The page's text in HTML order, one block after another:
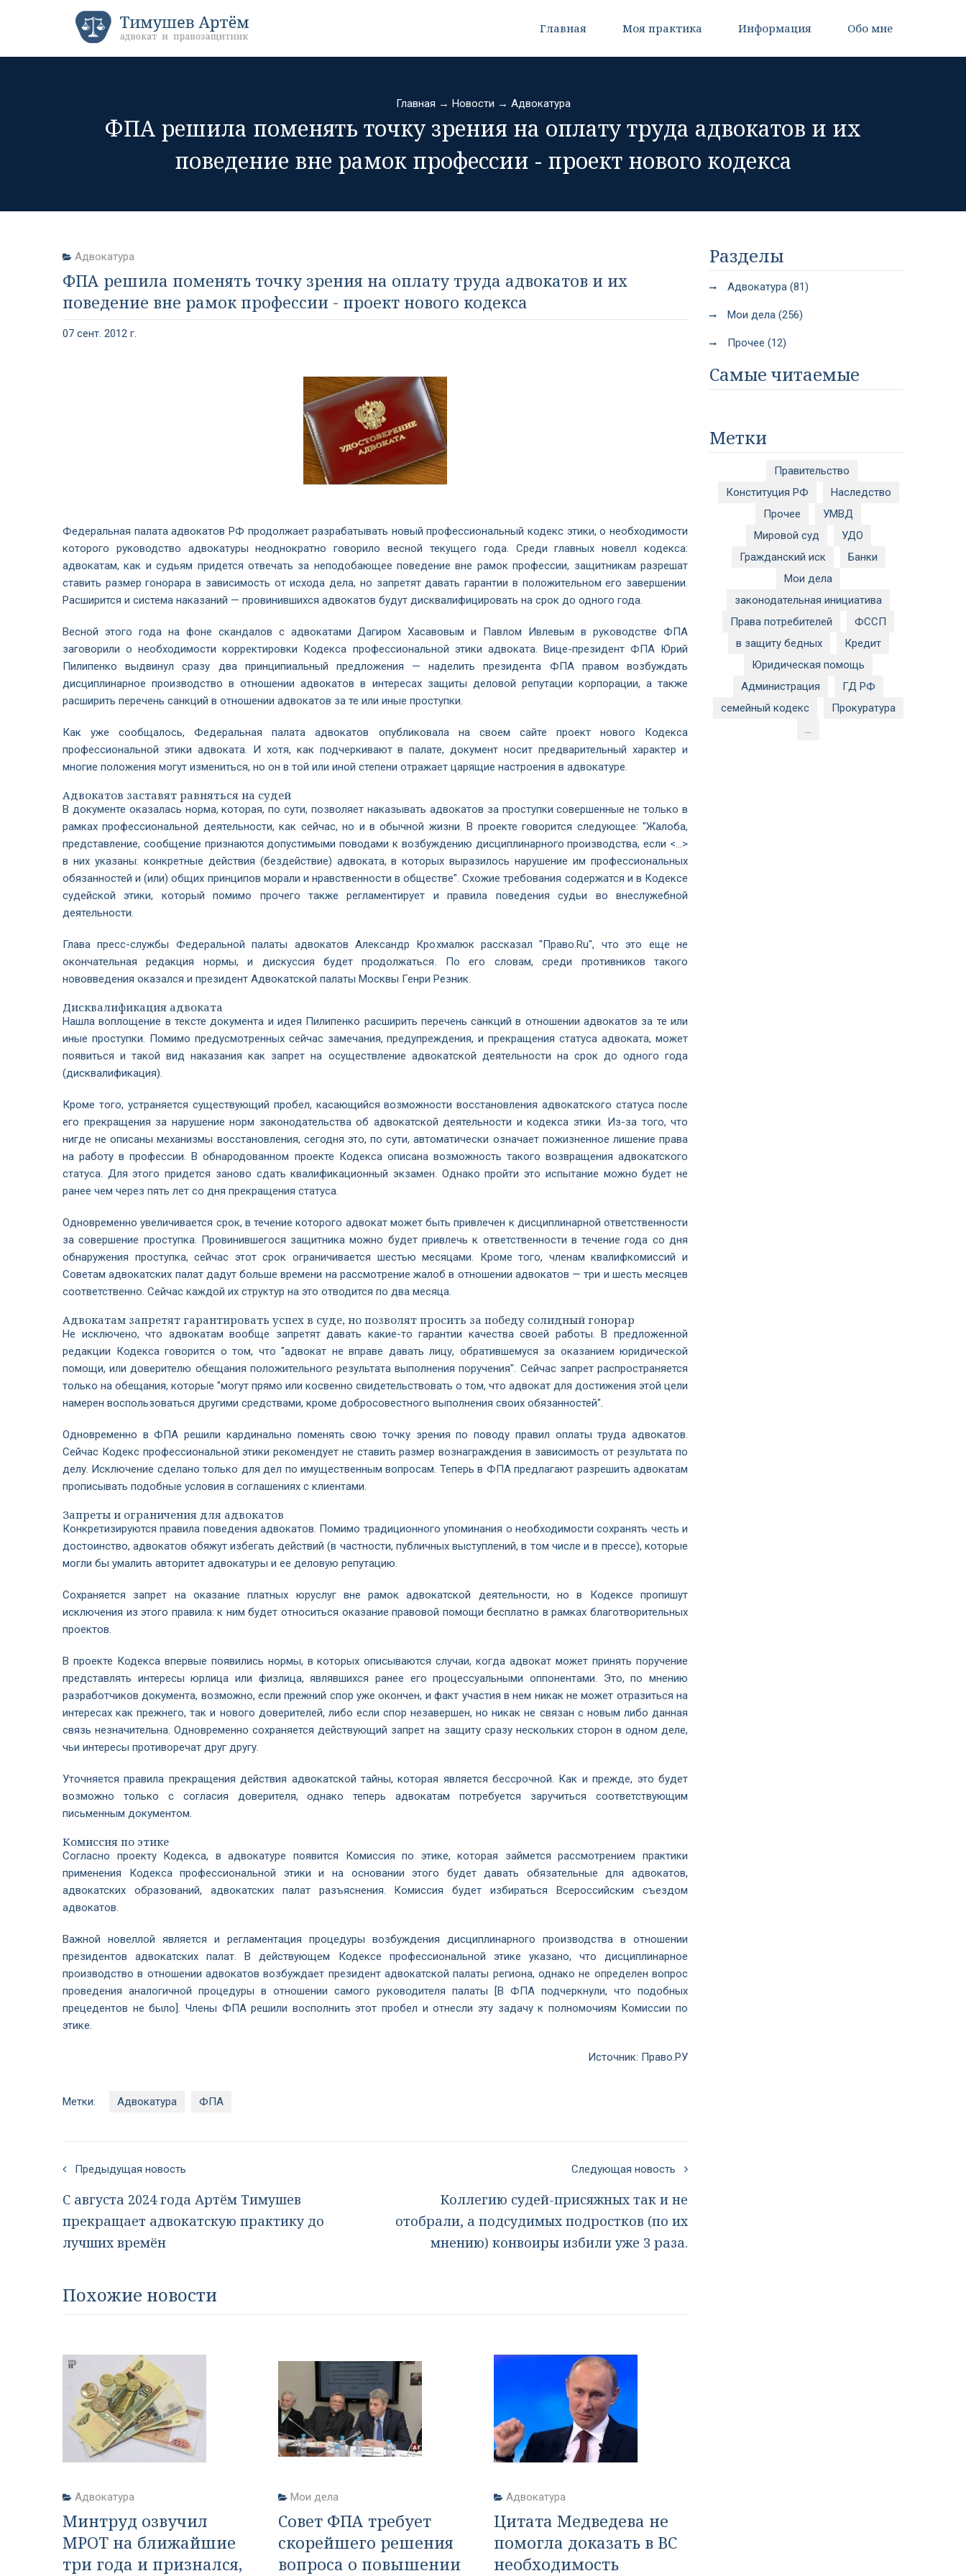
Главная Моя практика Информация Обо мне
Главная → Новости → Адвокатура
ФПА решила поменять точку зрения на оплату труда адвокатов и их
поведение вне рамок профессии - проект нового кодекса
Адвокатура
ФПА решила поменять точку зрения на оплату труда адвокатов и их
поведение вне рамок профессии - проект нового кодекса
07 сент. 2012 г.
Федеральная палата адвокатов РФ продолжает разрабатывать новый профессиональный кодекс этики, о необходимости
которого руководство адвокатуры неоднократно говорило весной текущего года. Среди главных новелл кодекса:
адвокатам, как и судьям придется отвечать за неподобающее поведение вне рамок профессии, защитникам разрешат
ставить размер гонорара в зависимость от исхода дела, но запретят давать гарантии в положительном его завершении.
Расширится и система наказаний — провинившихся адвокатов будут дисквалифицировать на срок до одного года.
Весной этого года на фоне скандалов с адвокатами Дагиром Хасавовым и Павлом Ивлевым в руководстве ФПА
заговорили о необходимости корректировки Кодекса профессиональной этики адвоката. Вице-президент ФПА Юрий
Пилипенко выдвинул сразу два принципиальный предложения — наделить президента ФПА правом возбуждать
дисциплинарное производство в отношении адвокатов в интересах защиты деловой репутации корпорации, а также
расширить перечень санкций в отношении адвокатов за те или иные проступки.
Как уже сообщалось, Федеральная палата адвокатов опубликовала на своем сайте проект нового Кодекса
профессиональной этики адвоката. И хотя, как подчеркивают в палате, документ носит предварительный характер и
многие положения могут измениться, но он в той или иной степени отражает царящие настроения в адвокатуре.
Адвокатов заставят равняться на судей
В документе оказалась норма, которая, по сути, позволяет наказывать адвокатов за проступки совершенные не только в
рамках профессиональной деятельности, как сейчас, но и в обычной жизни. В проекте говорится следующее: "Жалоба,
представление, сообщение признаются допустимыми поводами к возбуждению дисциплинарного производства, если <…>
в них указаны: конкретные действия (бездействие) адвоката, в которых выразилось нарушение им профессиональных
обязанностей и (или) общих принципов морали и нравственности в обществе". Схожие требования содержатся и в Кодексе
судейской этики, который помимо прочего также регламентирует и правила поведения судьи во внеслужебной
деятельности.
Глава пресс-службы Федеральной палаты адвокатов Александр Крохмалюк рассказал "Право.Ru", что это еще не
окончательная редакция нормы, и дискуссия будет продолжаться. По его словам, среди противников такого
нововведения оказался и президент Адвокатской палаты Москвы Генри Резник.
Дисквалификация адвоката
Нашла воплощение в тексте документа и идея Пилипенко расширить перечень санкций в отношении адвокатов за те или
иные проступки. Помимо предусмотренных сейчас замечания, предупреждения, и прекращения статуса адвоката, может
появиться и такой вид наказания как запрет на осуществление адвокатской деятельности на срок до одного года
(дисквалификация).
Кроме того, устраняется существующий пробел, касающийся возможности восстановления адвокатского статуса после
его прекращения за нарушение норм законодательства об адвокатской деятельности и кодекса этики. Из-за того, что
нигде не описаны механизмы восстановления, сегодня это, по сути, автоматически означает пожизненное лишение права
на работу в профессии. В обнародованном проекте Кодекса описана возможность такого возвращения адвокатского
статуса. Для этого придется заново сдать квалификационный экзамен. Однако пройти это испытание можно будет не
ранее чем через пять лет со дня прекращения статуса.
Одновременно увеличивается срок, в течение которого адвокат может быть привлечен к дисциплинарной ответственности
за совершение проступка. Провинившегося защитника можно будет привлечь к ответственности в течение года со дня
обнаружения проступка, сейчас этот срок ограничивается шестью месяцами. Кроме того, членам квалифкомиссий и
Советам адвокатских палат дадут больше времени на рассмотрение жалоб в отношении адвокатов — три и шесть месяцев
соответственно. Сейчас каждой их структур на это отводится по два месяца.
Адвокатам запретят гарантировать успех в суде, но позволят просить за победу солидный гонорар
Не исключено, что адвокатам вообще запретят давать какие-то гарантии качества своей работы. В предложенной
редакции Кодекса говорится о том, что "адвокат не вправе давать лицу, обратившемуся за оказанием юридической
помощи, или доверителю обещания положительного результата выполнения поручения". Сейчас запрет распространяется
только на обещания, которые "могут прямо или косвенно свидетельствовать о том, что адвокат для достижения этой цели
намерен воспользоваться другими средствами, кроме добросовестного выполнения своих обязанностей".
Одновременно в ФПА решили кардинально поменять свою точку зрения по поводу правил оплаты труда адвокатов.
Сейчас Кодекс профессиональной этики рекомендует не ставить размер вознаграждения в зависимость от результата по
делу. Исключение сделано только для дел по имущественным вопросам. Теперь в ФПА предлагают разрешить адвокатам
прописывать подобные условия в соглашениях с клиентами.
Запреты и ограничения для адвокатов
Конкретизируются правила поведения адвокатов. Помимо традиционного упоминания о необходимости сохранять честь и
достоинство, адвокатов обяжут избегать действий (в частности, публичных выступлений, в том числе и в прессе), которые
могли бы умалить авторитет адвокатуры и ее деловую репутацию.
Сохраняется запрет на оказание платных юруслуг вне рамок адвокатской деятельности, но в Кодексе пропишут
исключения из этого правила: к ним будет относиться оказание правовой помощи бесплатно в рамках благотворительных
проектов.
В проекте Кодекса впервые появились нормы, в которых описываются случаи, когда адвокат может принять поручение
представлять интересы юрлица или физлица, являвшихся ранее его процессуальными оппонентами. Это, по мнению
разработчиков документа, возможно, если прежний спор уже окончен, и факт участия в нем никак не может отразиться на
интересах как прежнего, так и нового доверителей, либо если спор незавершен, но никак не связан с новым либо данная
связь незначительна. Одновременно сохраняется действующий запрет на защиту сразу нескольких сторон в одном деле,
чьи интересы противоречат друг другу.
Уточняется правила прекращения действия адвокатской тайны, которая является бессрочной. Как и прежде, это будет
возможно только с согласия доверителя, однако теперь адвокатам потребуется заручиться соответствующим
письменным документом.
Комиссия по этике
Согласно проекту Кодекса, в адвокатуре появится Комиссия по этике, которая займется рассмотрением практики
применения Кодекса профессиональной этики и на основании этого будет давать обязательные для адвокатов,
адвокатских образований, адвокатских палат разъяснения. Комиссия будет избираться Всероссийским съездом
адвокатов.
Важной новеллой является и регламентация процедуры возбуждения дисциплинарного производства в отношении
президентов адвокатских палат. В действующем Кодексе профессиональной этике указано, что дисциплинарное
производство в отношении адвокатов возбуждает президент адвокатской палаты региона, однако не определен вопрос
проведения аналогичной процедуры в отношении самого руководителя палаты [В ФПА подчеркнули, что подобных
прецедентов не было]. Члены ФПА решили восполнить этот пробел и отнесли эту задачу к полномочиям Комиссии по
этике.
Источник: Право.РУ
Метки: Адвокатура ФПА
Предыдущая новость
С августа 2024 года Артём Тимушев
прекращает адвокатскую практику до
лучших времён
Следующая новость
Коллегию судей-присяжных так и не
отобрали, а подсудимых подростков (по их
мнению) конвоиры избили уже 3 раза.
Похожие новости
Адвокатура
Минтруд озвучил
МРОТ на ближайшие
три года и признался,
Мои дела
Совет ФПА требует
скорейшего решения
вопроса о повышении
Адвокатура
Цитата Медведева не
помогла доказать в ВС
необходимость
Разделы
Адвокатура (81)
Мои дела (256)
Прочее (12)
Самые читаемые
Метки
Правительство
Конституция РФ
Наследство
Прочее
УМВД
Мировой суд
УДО
Гражданский иск
Банки
Мои дела
законодательная инициатива
Права потребителей
ФССП
в защиту бедных
Кредит
Юридическая помощь
Администрация
ГД РФ
семейный кодекс
Прокуратура
...